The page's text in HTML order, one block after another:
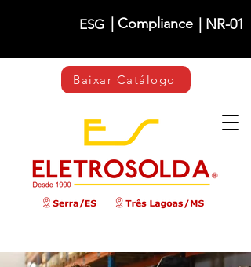
| Compliance
ESG | NR-01
Baixar Catálogo